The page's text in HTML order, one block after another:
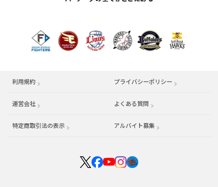
利用規約 プライバシーポリシー
運営会社 （別ウィンドウで開く） よくある質問
特定商取引法の表示 アルバイト募集 （別ウィンドウで開く